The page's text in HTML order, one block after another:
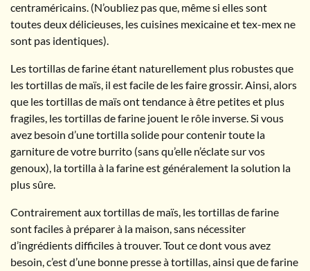
centraméricains. (N’oubliez pas que, même si elles sont
toutes deux délicieuses, les cuisines mexicaine et tex-mex ne
sont pas identiques).
Les tortillas de farine étant naturellement plus robustes que
les tortillas de maïs, il est facile de les faire grossir. Ainsi, alors
que les tortillas de maïs ont tendance à être petites et plus
fragiles, les tortillas de farine jouent le rôle inverse. Si vous
avez besoin d’une tortilla solide pour contenir toute la
garniture de votre burrito (sans qu’elle n’éclate sur vos
genoux), la tortilla à la farine est généralement la solution la
plus sûre.
Contrairement aux tortillas de maïs, les tortillas de farine
sont faciles à préparer à la maison, sans nécessiter
d’ingrédients difficiles à trouver. Tout ce dont vous avez
besoin, c’est d’une bonne presse à tortillas, ainsi que de farine